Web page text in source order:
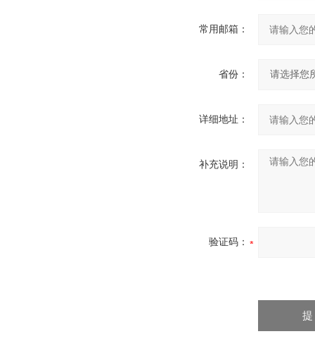
常用邮箱：
省份：
详细地址：
补充说明：
验证码：